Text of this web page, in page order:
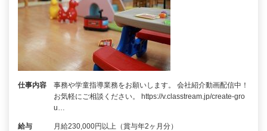
仕事内容
事務や学童指導業務をお願いします。 会社紹介動画配信中！
お気軽にご相談ください。 https://v.classtream.jp/create-gro
u…
給与 月給230,000円以上（賞与年2ヶ月分）